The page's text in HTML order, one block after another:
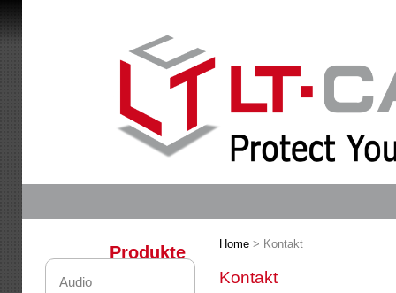
Produkte
Audio
Home > Kontakt
Kontakt